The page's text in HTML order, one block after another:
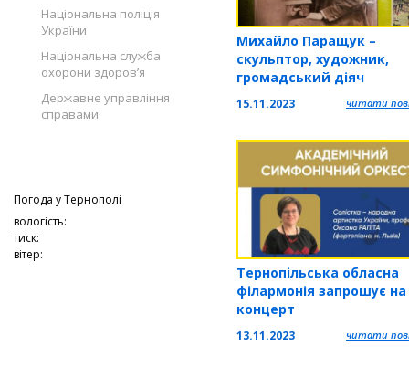
Національна поліція
України
Національна служба
охорони здоров’я
Державне управління
справами
Погода уТернополі
вологість:
тиск:
вітер:
Михайло Паращук –
скульптор, художник,
громадський діяч
15.11.2023 читати
Тернопільська обласна
філармонія запрошує на
концерт
13.11.2023 читати